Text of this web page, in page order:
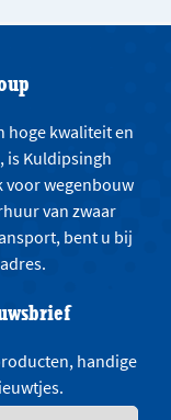
hoge kwaliteit en
is Kuldipsingh
voor wegenbouw
van zwaar
bent u bij
handige